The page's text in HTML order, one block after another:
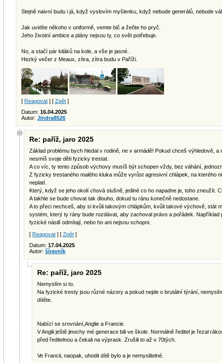
Stejně naivní budu i já, když vyslovím myšlenku, když nebude generálů, nebude
Jak uvidíte někoho v uniformě, vemte bič a žeňte ho pryč.
Jeho životní ambice a plány nejsou ty, co svět potřebuje.
No, a stačí pár kiláků na kole, a vše je jasné.
Hezký večer z Meaux, zítra, zítra budu v Paříži.
[ Reagovat ] [ Zpět ]
Datum: 16.04.2025
Autor: Jindra8526
Re: paříž, jaro 2025
Základ problému bych hledal v rodině, ne v armádě! Pokud chceš výhledově,
nesmíš svoje děti fyzicky trestat.
A co víc, ty tento způsob výchovy musíš být schopen vždy, bez váhání,
Z fyzicky trestaného malého kluka může vyrůst agresivní chlápek, na kterého
neplatí.
Který, když se jeho okolí chová slušně, jediné co ho napadne je, toho zneužít.
A takhle se bude chovat tak dlouho, dokud tu ránu konečně nedostane.
A to přeci nechceš, aby si kvůli takovým chlápkům, kvůli takové výchově, stát
systém, který ty rány bude rozdávat, aby zachoval právo a pořádek. Například
fyzické násilí odmítají, nebo ho ani nejsou schopni.
[ Reagovat ] [ Zpět ]
Datum: 17.04.2025
Autor: šíravník
Re: paříž, jaro 2025
Nemyslím si to.
Na fyzické tresty jsou různé názory a pokud nejde o brutální týrání,
dítěte.
Nabízí se srovnání,Anglie a Francie.
V Anglii ještě jinochy mé generace bili ve škole. Normálně ředitel je řezal
před ředitelnou a čekali na výprask. Zrušili to až v 70tých.
Ve Francii, naopak, uhodit dítě bylo a je nemyslitelné.